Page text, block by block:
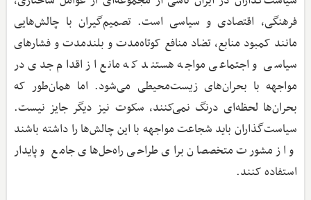
فرهنگی، اقتصادی و سیاسی است. تصمیم‌گیران با چالش‌هایی
مانند کمبود منابع، تضاد منافع کوتاه‌مدت و بلندمدت و فشارهای
سیاسی و اجتماعی مواجه هستند که مانع از اقدام جدی در
مواجهه با بحران‌های زیست‌محیطی می‌شود. اما همان‌طور که
بحران‌ها لحظه‌ای درنگ نمی‌کنند، سکوت نیز دیگر جایز نیست.
سیاست‌گذاران باید شجاعت مواجهه با این چالش‌ها را داشته باشند
و از مشورت متخصصان برای طراحی راه‌حل‌های جامع و پایدار
استفاده کنند.